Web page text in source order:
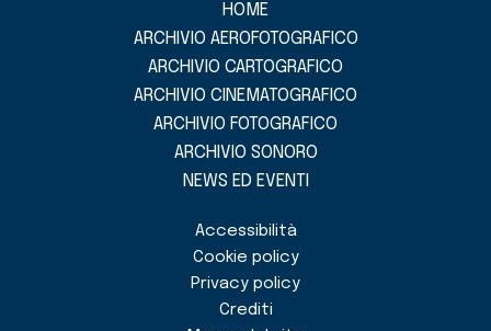
HOME
ARCHIVIO AEROFOTOGRAFICO
ARCHIVIO CARTOGRAFICO
ARCHIVIO CINEMATOGRAFICO
ARCHIVIO FOTOGRAFICO
ARCHIVIO SONORO
NEWS ED EVENTI
Accessibilità
Cookie policy
Privacy policy
Crediti